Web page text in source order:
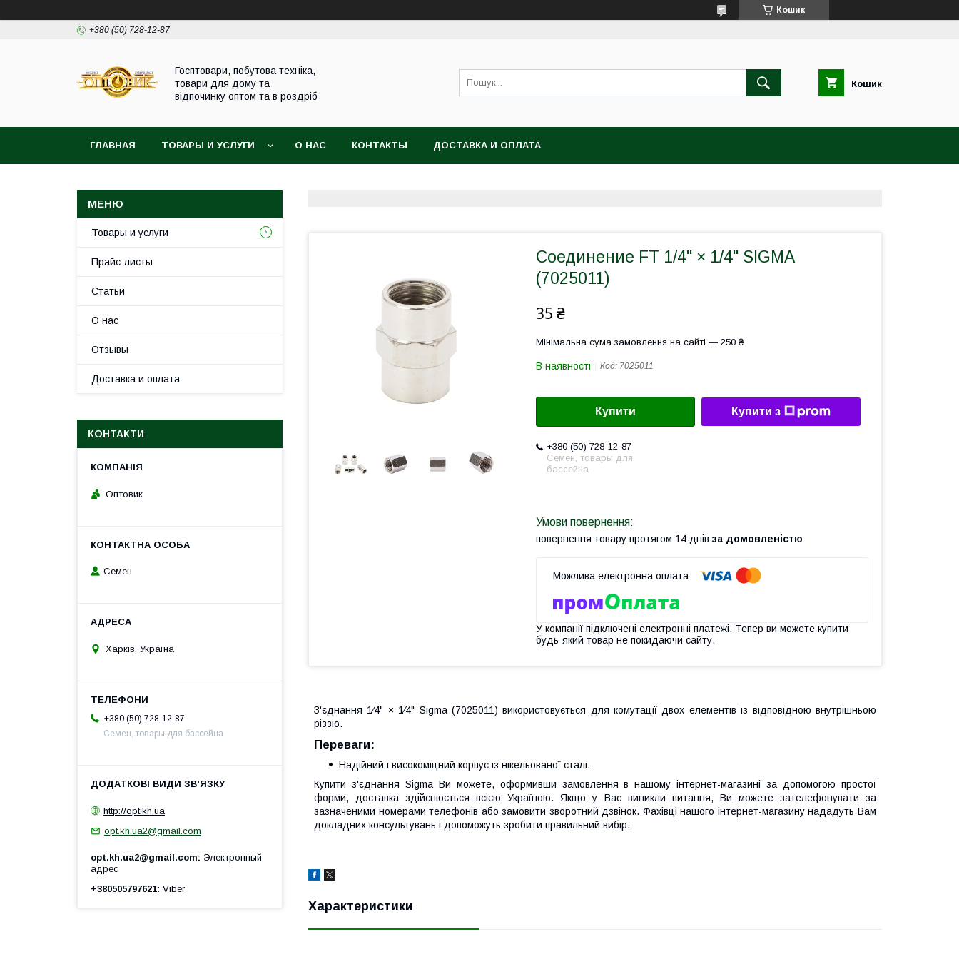
Кошик
+380 (50) 728-12-87
Госптовари, побутова техніка,
товари для дому та
відпочинку оптом та в роздріб
Кошик
ГЛАВНАЯ ТОВАРЫ И УСЛУГИ О НАС КОНТАКТЫ ДОСТАВКА И ОПЛАТА
Соединение FT 1/4" × 1/4" SIGMA
(7025011)
35 ₴
Мінімальна сума замовлення на сайті — 250 ₴
В наявності Код: 7025011
Купити Купити з
+380 (50) 728-12-87
Семен, товары для
бассейна
повернення товару протягом 14 днів за домовленістю
У компанії підключені електронні платежі. Тепер ви можете купити
будь-який товар не покидаючи сайту.
З'єднання 1⁄4" × 1⁄4" Sigma (7025011) використовується для комутації двох елементів із відповідною внутрішньою
різзю.
Переваги:
Надійний і високоміцний корпус із нікельованої сталі.
Купити з'єднання Sigma Ви можете, оформивши замовлення в нашому інтернет-магазині за допомогою простої
форми, доставка здійснюється всією Україною. Якщо у Вас виникли питання, Ви можете зателефонувати за
зазначеними номерами телефонів або замовити зворотний дзвінок. Фахівці нашого інтернет-магазину нададуть Вам
докладних консультувань і допоможуть зробити правильний вибір.
Характеристики
Товары и услуги
Прайс-листы
Статьи
О нас
Отзывы
Доставка и оплата
КОНТАКТИ
Оптовик
Семен
Харків, Україна
+380 (50) 728-12-87
Семен, товары для бассейна
http://opt.kh.ua
opt.kh.ua2@gmail.com
opt.kh.ua2@gmail.com
Электронный
адрес
+380505797621 Viber